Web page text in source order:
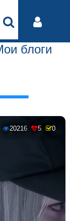
блоги
20216 5 0